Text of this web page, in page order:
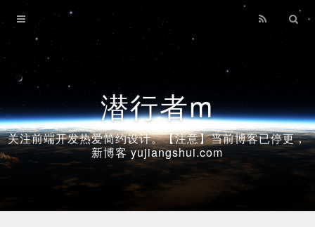
潜行者m
关注前端开发热爱简约设计。【注意】当前博客已停更，
新博客 yujiangshui.com
Home